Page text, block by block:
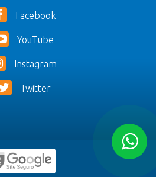
Facebook
YouTube
Instagram
Twitter